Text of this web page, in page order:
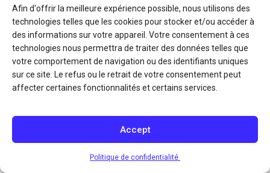
Afin d'offrir la meilleure expérience possible, nous utilisons des
technologies telles que les cookies pour stocker et/ou accéder à
des informations sur votre appareil. Votre consentement à ces
technologies nous permettra de traiter des données telles que
votre comportement de navigation ou des identifiants uniques
sur ce site. Le refus ou le retrait de votre consentement peut
affecter certaines fonctionnalités et certains services.
Accept
Politique de confidentialité
Cette ressource est réalisée grâce au soutien financier du gouvernement de
l’Ontario et du gouvernement du Canada par l’entremise du ministère du
Patrimoine canadien
Politique de confidentialité